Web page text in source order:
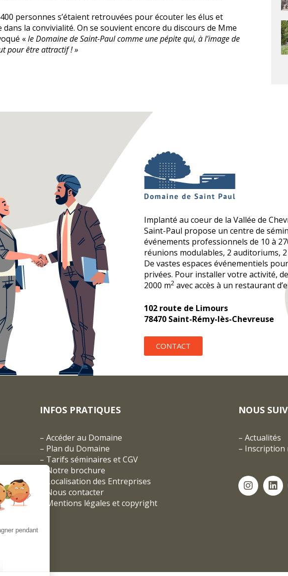
personnes s’étaient retrouvées pour écouter les élus et
dans la convivialité. On se souvient encore du discours de Mme
«le Domaine de Saint-Paul comme une pépite qui, à l’image de
pour être attractif ! »
Implanté au coeur de la Vallée de
Saint-Paul propose un centre de
événements professionnels de 10 à
réunions modulables, 2 auditoriums,
De vastes espaces événementiels
privées. Pour installer votre activité,
2000 m2 avec accès à un restaurant
102 route de Limours
78470 Saint-Rémy-lès-Chevreuse
CONTACT
INFOS PRATIQUES
– Accéder au Domaine
– Plan du Domaine
– Tarifs séminaires et CGV
– Notre brochure
Localisation des Entreprises
Nous contacter
Mentions légales et copyright
NOUS
– Actualités
– Inscription
pendant